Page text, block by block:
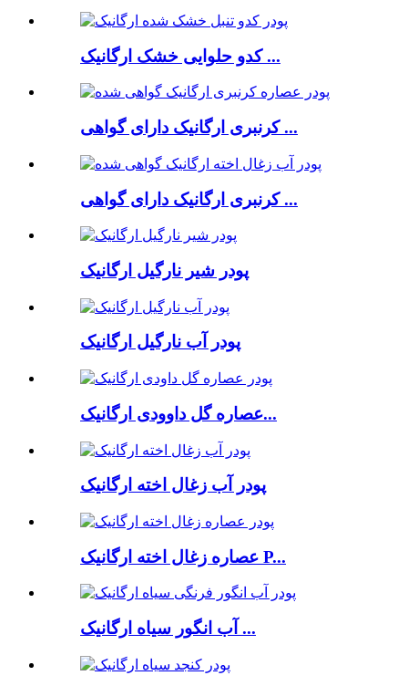
کدو حلوایی خشک ارگانیک ...
کرنبری ارگانیک دارای گواهی ...
کرنبری ارگانیک دارای گواهی ...
پودر شیر نارگیل ارگانیک
پودر آب نارگیل ارگانیک
عصاره گل داوودی ارگانیک...
پودر آب زغال اخته ارگانیک
عصاره زغال اخته ارگانیک P...
آب انگور سیاه ارگانیک ...